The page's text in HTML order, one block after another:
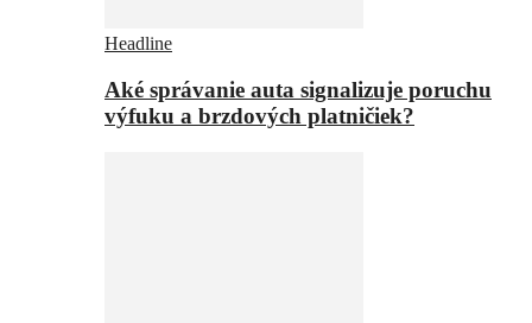
Headline
Aké správanie auta signalizuje poruchu
výfuku a brzdových platničiek?